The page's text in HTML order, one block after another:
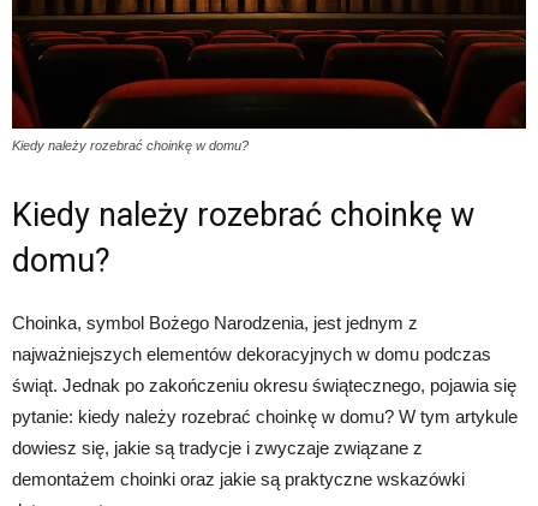
Kiedy należy rozebrać choinkę w domu?
Kiedy należy rozebrać choinkę w
domu?
Choinka, symbol Bożego Narodzenia, jest jednym z
najważniejszych elementów dekoracyjnych w domu podczas
świąt. Jednak po zakończeniu okresu świątecznego, pojawia się
pytanie: kiedy należy rozebrać choinkę w domu? W tym artykule
dowiesz się, jakie są tradycje i zwyczaje związane z
demontażem choinki oraz jakie są praktyczne wskazówki